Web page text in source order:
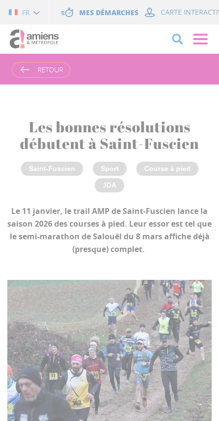
FR MES DÉMARCHES CARTE
RETOUR
Les bonnes résolutions
débutent à Saint-Fuscien
Saint-Fuscien Sport Course à pied
JDA
Le 11 janvier, le trail AMP de Saint-Fuscien lance la
saison 2026 des courses à pied. Leur essor est tel que
le semi-marathon de Salouël du 8 mars affiche déjà
(presque) complet.